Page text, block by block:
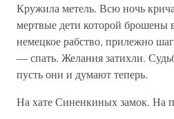
Кружила метель. Всю ночь
мертвые дети которой брошены
немецкое рабство, прилежно
— спать. Желания затихли.
пусть они и думают теперь.
На хате Синенкиных замок. На